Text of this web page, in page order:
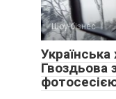
Шоу-бізнес
Гвоздьова